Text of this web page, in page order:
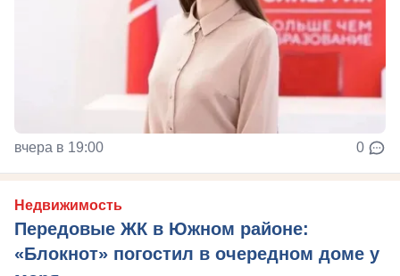
вчера в 19:00 0
Недвижимость
Передовые ЖК в Южном районе:
«Блокнот» погостил в очередном доме у